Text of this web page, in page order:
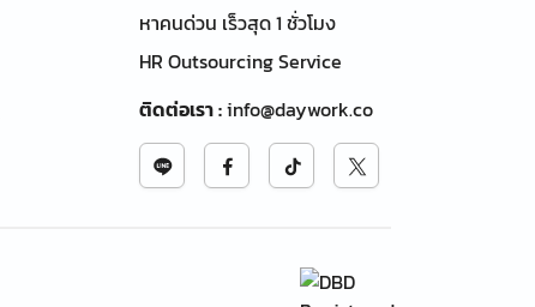
หาคนด่วน เร็วสุด 1 ชั่วโมง
HR Outsourcing Service
ติดต่อเรา:info@daywork.co